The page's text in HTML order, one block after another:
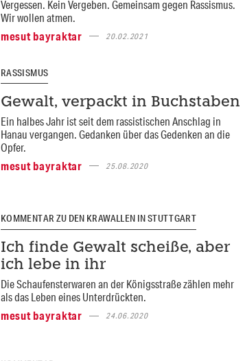
Vergessen. Kein Vergeben. Gemeinsam gegen Rassismus.
Wir wollen atmen.
mesut bayraktar
20.02.2021
RASSISMUS
Gewalt, verpackt in Buchstaben
Ein halbes Jahr ist seit dem rassistischen Anschlag in
Hanau vergangen. Gedanken über das Gedenken an die
Opfer.
mesut bayraktar
25.08.2020
KOMMENTAR ZU DEN KRAWALLEN IN STUTTGART
Ich finde Gewalt scheiße, aber
ich lebe in ihr
Die Schaufensterwaren an der Königsstraße zählen mehr
als das Leben eines Unterdrückten.
mesut bayraktar
24.06.2020